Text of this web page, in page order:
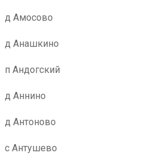
д Амосово
д Анашкино
п Андогский
д Аннино
д Антоново
с Антушево